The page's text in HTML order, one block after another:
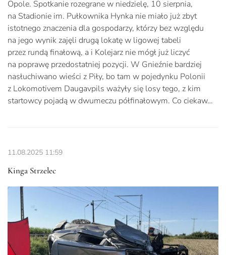
Opole. Spotkanie rozegrane w niedzielę, 10 sierpnia,
na Stadionie im. Pułkownika Hynka nie miało już zbyt
istotnego znaczenia dla gospodarzy, którzy bez względu
na jego wynik zajęli drugą lokatę w ligowej tabeli
przez rundą finałową, a i Kolejarz nie mógł już liczyć
na poprawę przedostatniej pozycji. W Gnieźnie bardziej
nasłuchiwano wieści z Piły, bo tam w pojedynku Polonii
z Lokomotivem Daugavpils ważyły się losy tego, z kim
startowcy pojadą w dwumeczu półfinałowym. Co ciekaw…
11.08.2025 11:59
Kinga Strzelec